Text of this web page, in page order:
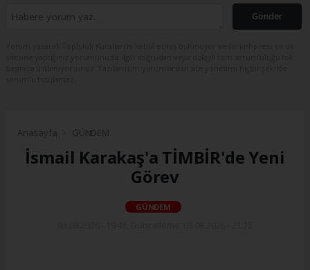
Gönder
Anasayfa GÜNDEM
İsmail Karakaş'a TİMBİR'de Yeni
Görev
GÜNDEM